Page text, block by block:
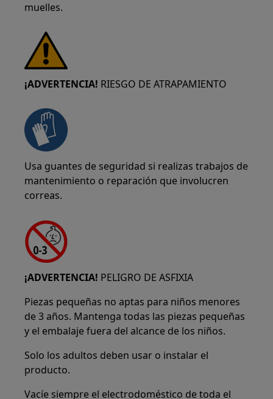
muelles.
¡ADVERTENCIA! RIESGO DE ATRAPAMIENTO
Usa guantes de seguridad si realizas trabajos de
mantenimiento o reparación que involucren
correas.
¡ADVERTENCIA! PELIGRO DE ASFIXIA
Piezas pequeñas no aptas para niños menores
de 3 años. Mantenga todas las piezas pequeñas
y el embalaje fuera del alcance de los niños.
Solo los adultos deben usar o instalar el
producto.
Vacíe siempre el electrodoméstico de toda el